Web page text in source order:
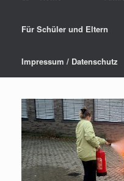
Für Schüler und Eltern
Impressum / Datenschutz